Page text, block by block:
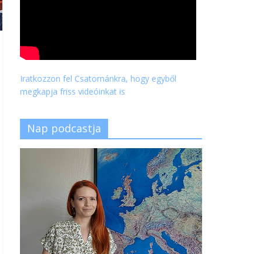
Iratkozzon fel Csatornánkra, hogy egyből
megkapja friss videóinkat is
Nap podcastja